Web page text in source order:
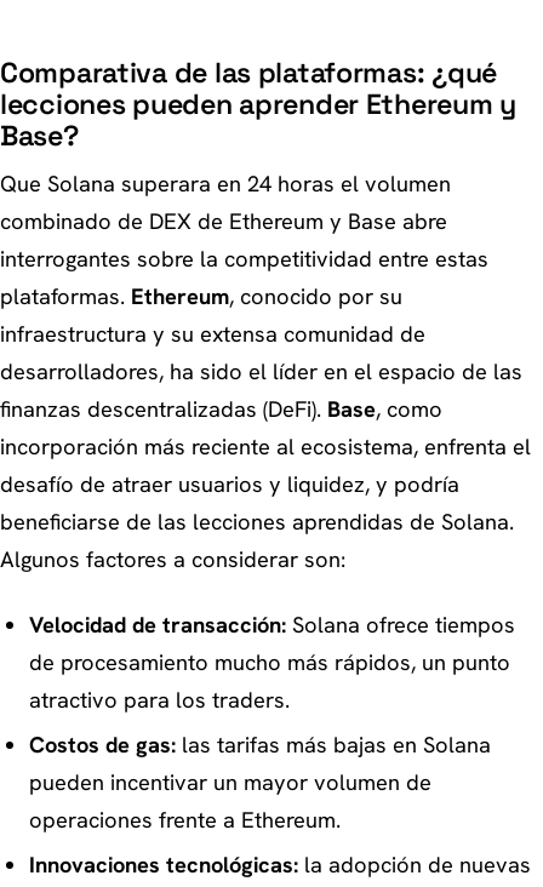
Comparativa de las plataformas: ¿qué
lecciones pueden aprender Ethereum y
Base?
Que Solana superara en 24 horas el volumen
combinado de DEX de Ethereum y Base abre
interrogantes sobre la competitividad entre estas
plataformas. Ethereum, conocido por su
infraestructura y su extensa comunidad de
desarrolladores, ha sido el líder en el espacio de las
finanzas descentralizadas (DeFi). Base, como
incorporación más reciente al ecosistema, enfrenta el
desafío de atraer usuarios y liquidez, y podría
beneficiarse de las lecciones aprendidas de Solana.
Algunos factores a considerar son:
Velocidad de transacción:Solana ofrece tiempos
de procesamiento mucho más rápidos, un punto
atractivo para los traders.
Costos de gas:las tarifas más bajas en Solana
pueden incentivar un mayor volumen de
operaciones frente a Ethereum.
Innovaciones tecnológicas:la adopción de nuevas